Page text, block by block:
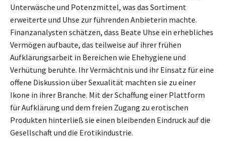
Unterwäsche und Potenzmittel, was das Sortiment
erweiterte und Uhse zur führenden Anbieterin machte.
Finanzanalysten schätzen, dass Beate Uhse ein erhebliches
Vermögen aufbaute, das teilweise auf ihrer frühen
Aufklärungsarbeit in Bereichen wie Ehehygiene und
Verhütung beruhte. Ihr Vermächtnis und ihr Einsatz für eine
offene Diskussion über Sexualität machten sie zu einer
Ikone in ihrer Branche. Mit der Schaffung einer Plattform
für Aufklärung und dem freien Zugang zu erotischen
Produkten hinterließ sie einen bleibenden Eindruck auf die
Gesellschaft und die Erotikindustrie.